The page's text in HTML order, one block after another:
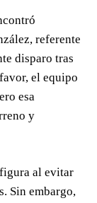
referente
disparo tras
el equipo
esa
y
al evitar
Sin embargo,